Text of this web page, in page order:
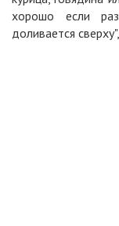
хорошо если
доливается